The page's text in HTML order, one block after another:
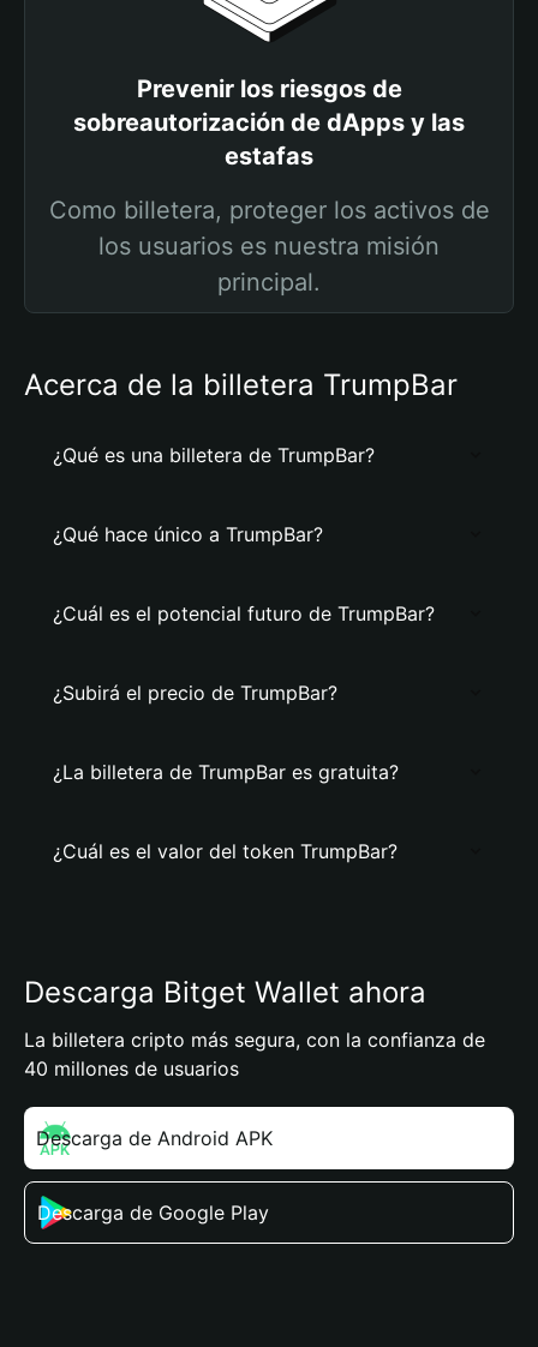
Prevenir los riesgos de
sobreautorización de dApps y las
estafas
Como billetera, proteger los activos de
los usuarios es nuestra misión
principal.
Acerca de la billetera TrumpBar
¿Qué es una billetera de TrumpBar?
¿Qué hace único a TrumpBar?
¿Cuál es el potencial futuro de TrumpBar?
¿Subirá el precio de TrumpBar?
¿La billetera de TrumpBar es gratuita?
¿Cuál es el valor del token TrumpBar?
Descarga Bitget Wallet ahora
La billetera cripto más segura, con la confianza de
40 millones de usuarios
Descarga de Android APK
Descarga de Google Play